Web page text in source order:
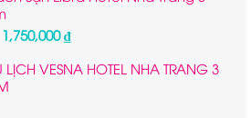
1,600,000 ₫.
1,450,000 ₫.
Giá
là:
1,900,000 ₫.
1,750,000₫Giá
tại
VESNA HOTEL NHA TRANG 3